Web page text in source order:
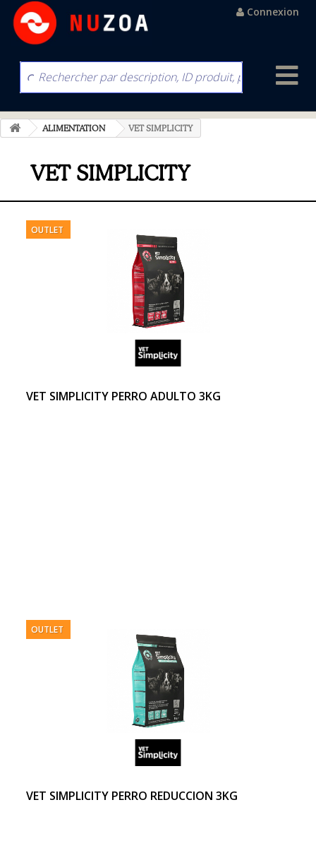
Connexion
ALIMENTATION VET SIMPLICITY
VET SIMPLICITY
OUTLET
VET SIMPLICITY PERRO ADULTO 3KG
OUTLET
VET SIMPLICITY PERRO REDUCCION 3KG